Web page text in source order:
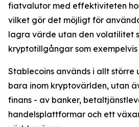
fiatvalutor med effektiviteten
vilket gör det möjligt för
lagra värde utan den volatilitet
kryptotillgångar som exempelvis
Stablecoins används i allt större
bara inom kryptovärlden, utan
finans - av banker,
handelsplattformar och ett